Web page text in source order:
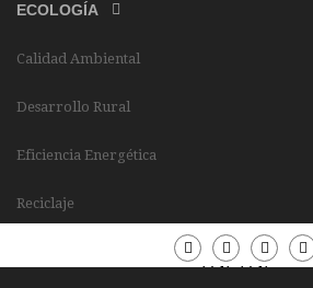
ECOLOGÍA
Calidad Ambiental
Desarrollo Rural
Eficiencia Energética
Reciclaje
Periódico
Periódico